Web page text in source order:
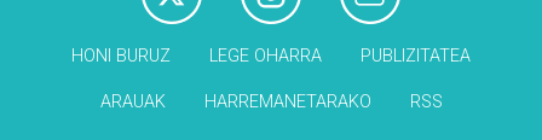
HONI BURUZ LEGE OHARRA PUBLIZITATEA
ARAUAK HARREMANETARAKO RSS